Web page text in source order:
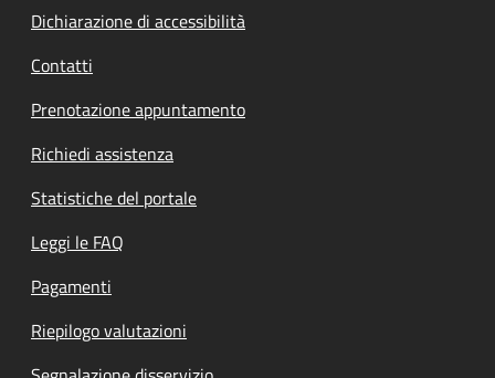
Dichiarazione di accessibilità
Contatti
Prenotazione appuntamento
Richiedi assistenza
Statistiche del portale
Leggi le FAQ
Pagamenti
Riepilogo valutazioni